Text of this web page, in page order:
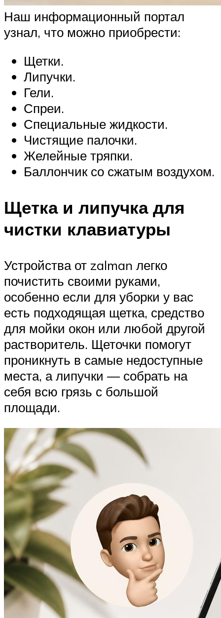
Наш информационный портал
узнал, что можно приобрести:
Щетки.
Липучки.
Гели.
Спреи.
Специальные жидкости.
Чистящие палочки.
Желейные тряпки.
Баллончик со сжатым воздухом.
Щетка и липучка для
чистки клавиатуры
Устройства от zalman легко
почистить своими руками,
особенно если для уборки у вас
есть подходящая щетка, средство
для мойки окон или любой другой
растворитель. Щеточки помогут
проникнуть в самые недоступные
места, а липучки ― собрать на
себя всю грязь с большой
площади.